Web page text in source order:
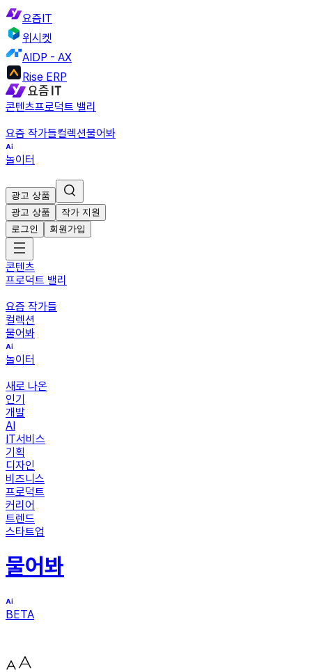
요즘IT
위시켓
AIDP - AX
Rise ERP
콘텐츠프로덕트 밸리
요즘 작가들컬렉션물어봐
놀이터
광고 상품
광고 상품
작가 지원
로그인
회원가입
콘텐츠
프로덕트 밸리
요즘 작가들
컬렉션
물어봐
놀이터
새로 나온
인기
개발
AI
IT서비스
기획
디자인
비즈니스
프로덕트
커리어
트렌드
스타트업
물어봐
BETA